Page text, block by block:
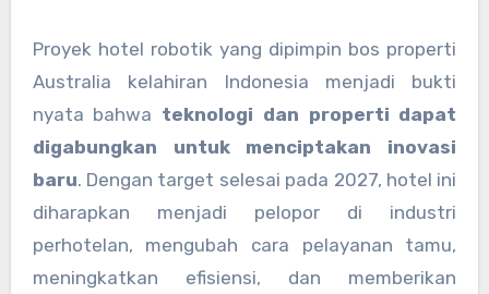
Proyek hotel robotik yang dipimpin bos properti
Australia kelahiran Indonesia menjadi bukti
nyata bahwa teknologi dan properti dapat
digabungkan untuk menciptakan inovasi
baru. Dengan target selesai pada 2027, hotel ini
diharapkan menjadi pelopor di industri
perhotelan, mengubah cara pelayanan tamu,
meningkatkan efisiensi, dan memberikan